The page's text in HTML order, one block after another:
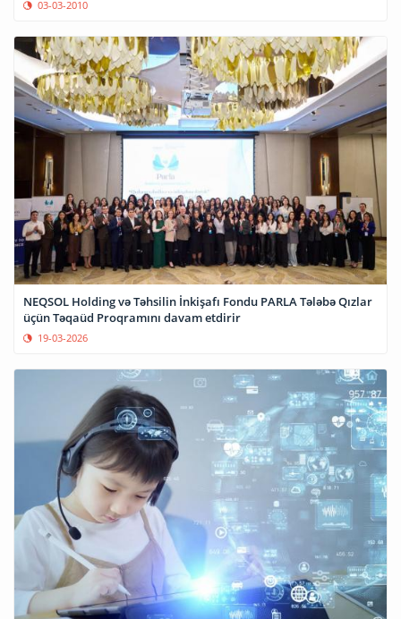
03-03-2010
NEQSOL Holding və Təhsilin İnkişafı Fondu PARLA Tələbə Qızlar
üçün Təqaüd Proqramını davam etdirir
19-03-2026